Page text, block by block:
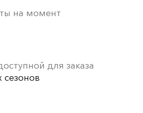
на момент
для заказа
сезонов